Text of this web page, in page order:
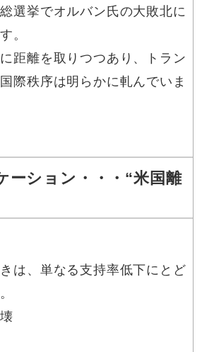
選挙でオルバン氏の大敗北に
。
距離を取りつつあり、トラン
際秩序は明らかに軋んでいま
ーション・・・“米国離
は、単なる支持率低下にとど